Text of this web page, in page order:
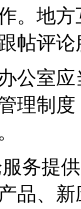
。地
帖评
公室
理制
务提
品、